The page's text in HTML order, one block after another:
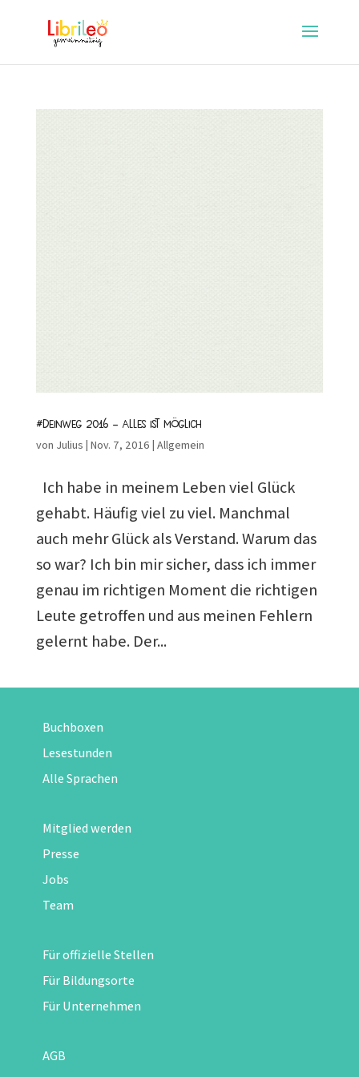
#DeinWeg 2016 – Alles ist möglich
von Julius | Nov. 7, 2016 | Allgemein
Ich habe in meinem Leben viel Glück
gehabt. Häufig viel zu viel. Manchmal
auch mehr Glück als Verstand. Warum das
so war? Ich bin mir sicher, dass ich immer
genau im richtigen Moment die richtigen
Leute getroffen und aus meinen Fehlern
gelernt habe. Der...
Buchboxen
Lesestunden
Alle Sprachen
Mitglied werden
Presse
Jobs
Team
Für offizielle Stellen
Für Bildungsorte
Für Unternehmen
AGB